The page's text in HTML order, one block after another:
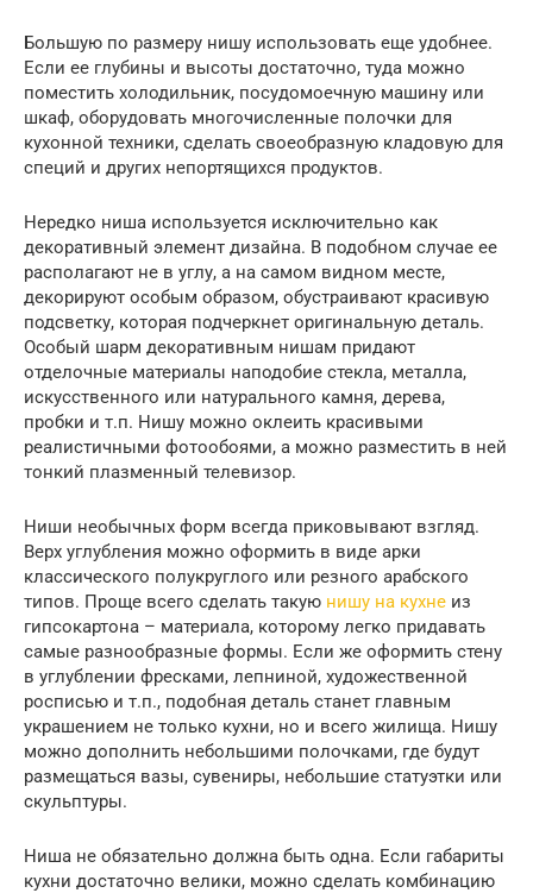
Большую по размеру нишу использовать еще удобнее.
Если ее глубины и высоты достаточно, туда можно
поместить холодильник, посудомоечную машину или
шкаф, оборудовать многочисленные полочки для
кухонной техники, сделать своеобразную кладовую для
специй и других непортящихся продуктов.
Нередко ниша используется исключительно как
декоративный элемент дизайна. В подобном случае ее
располагают не в углу, а на самом видном месте,
декорируют особым образом, обустраивают красивую
подсветку, которая подчеркнет оригинальную деталь.
Особый шарм декоративным нишам придают
отделочные материалы наподобие стекла, металла,
искусственного или натурального камня, дерева,
пробки и т.п. Нишу можно оклеить красивыми
реалистичными фотообоями, а можно разместить в ней
тонкий плазменный телевизор.
Ниши необычных форм всегда приковывают взгляд.
Верх углубления можно оформить в виде арки
классического полукруглого или резного арабского
типов. Проще всего сделать такую нишу на кухне из
гипсокартона – материала, которому легко придавать
самые разнообразные формы. Если же оформить стену
в углублении фресками, лепниной, художественной
росписью и т.п., подобная деталь станет главным
украшением не только кухни, но и всего жилища. Нишу
можно дополнить небольшими полочками, где будут
размещаться вазы, сувениры, небольшие статуэтки или
скульптуры.
Ниша не обязательно должна быть одна. Если габариты
кухни достаточно велики, можно сделать комбинацию